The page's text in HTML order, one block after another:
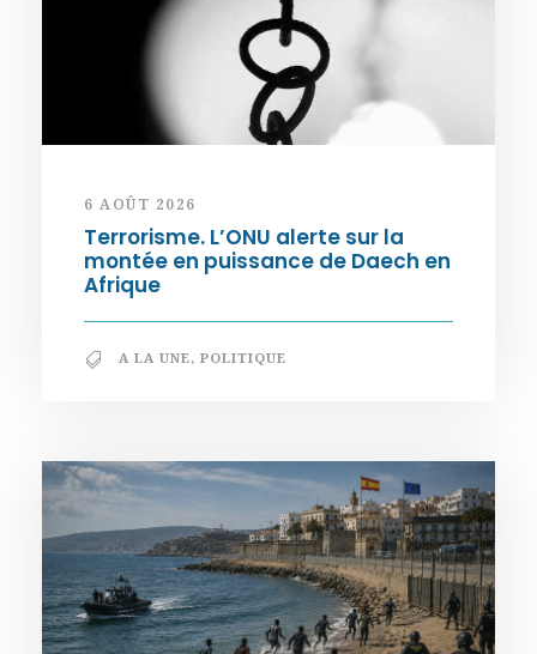
6 AOÛT 2026
Terrorisme. L’ONU alerte sur la
montée en puissance de Daech en
Afrique
A LA UNE, POLITIQUE